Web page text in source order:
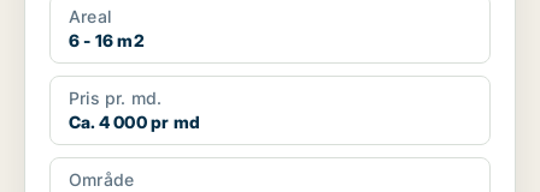
Areal
6 - 16 m2
Pris pr. md.
Ca. 4 000 pr md
Område